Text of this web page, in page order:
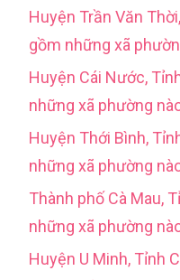
Huyện Trần Văn
gồm những xã
Huyện Cái Nước,
những xã phường
Huyện Thới Bình,
những xã phường
Thành phố Cà Mau,
những xã phường
Huyện U Minh, Tỉnh